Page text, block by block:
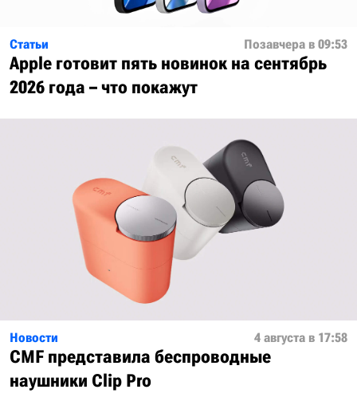
Статьи Позавчера в 09:53
Apple готовит пять новинок на сентябрь
2026 года – что покажут
Новости 4 августа в 17:58
CMF представила беспроводные
наушники Clip Pro